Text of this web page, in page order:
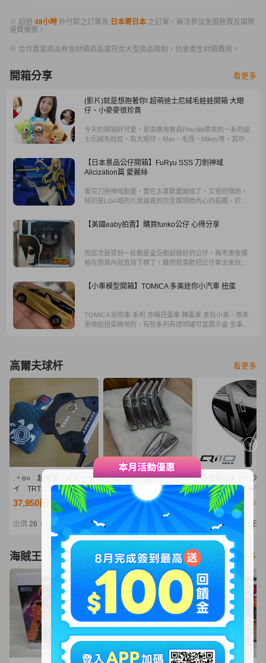
※ 超過 48小時 外付款之訂單及 日本寄日本 之訂單，無法參加免服務費及國際
運費優惠。
※ 合作賣家商品有含材積商品或符合大型商品限制，仍會產生材積費用。
開箱分享 看更多
(影片)就是想抱著你! 超萌迪士尼絨毛娃娃開箱 大眼
仔、小麥麥很珍貴
今天的開箱好可愛，是由樂淘會員Priscilla帶來的一系列迪
士尼絨毛娃娃，有大眼仔、Max、毛怪、Mikey等，其中還
啦。為什麼喜歡娃娃? Priscilla說：「它們給我安全感。」
【日本景品公仔開箱】FuRyu SSS 刀劍神域
Alicization篇 愛麗絲
看完刀劍神域動畫，實在太喜歡愛麗絲了，又很同情她，
特別是LiSA唱的片尾曲真的完全展現她內心的孤獨，於是
SSS 整合騎士這款符合我的胃口。
【美國eaby拍賣】購買funko公仔 心得分享
而這次是買到一批都是盒況都超級好的公仔，再考慮後價
格在預算內就直接下標了，雖然我喜歡把公仔拿出來玩不
未來想賣掉的話也會攸關到價格的高低，當然因為這個盒
況比較不好就比較便宜一些，所以盒子對funko來說真的蠻
【小車模型開箱】TOMICA 多美迷你小汽車 扭蛋
TOMICA 迷你車 系列 亦稱扭蛋車 轉蛋車 食玩小車，原本
是做給扭蛋機用的，有些系列有透明罐可當展示盒 全車都
高爾夫球杆 看更多
.。o○ 超美品 オデッセ
イ TRTL S パター 34
インチ
37,950円 NT8,212
出價 26 剩餘
［y26080063］
TaylorMade テーラーメ
イド P770 アイアン
#5~9.PW 左利き ゴルフ
クラブ 6点セット
A015335-3
30,825円NT6,670
出價25 剩餘 4日
中古美品★テーラー
ド★Qi10 MAX★マ
ス フェアウェイウ
★3W 16°★純正カ
Diamana BLUE
(S)★ディアマナ ブ
FW
5,250円NT1,136
出價21 6日
海賊王 看更多